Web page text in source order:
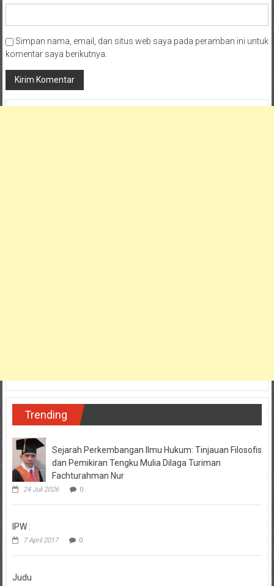
Simpan nama, email, dan situs web saya pada peramban ini untuk
komentar saya berikutnya.
Trending
Sejarah Perkembangan Ilmu Hukum: Tinjauan Filosofis
dan Pemikiran Tengku Mulia Dilaga Turiman
Fachturahman Nur
24 Juli 2026 0
IPW :
7 April 2017 0
Judu